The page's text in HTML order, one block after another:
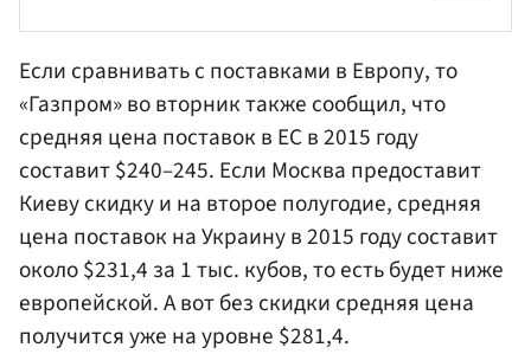
Если сравнивать с поставками в Европу, то
«Газпром» во вторник также сообщил, что
средняя цена поставок в ЕС в 2015 году
составит $240–245. Если Москва предоставит
Киеву скидку и на второе полугодие, средняя
цена поставок на Украину в 2015 году составит
около $231,4 за 1 тыс. кубов, то есть будет ниже
европейской. А вот без скидки средняя цена
получится уже на уровне $281,4.